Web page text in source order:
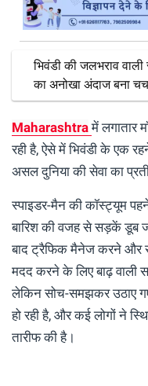
भिवंडी की जलभराव
का अनोखा अंदाज बना
Maharashtra में लगातार
रही है, ऐसे में भिवंडी के एक
असल दुनिया की सेवा का
स्पाइडर-मैन की कॉस्ट्यूम
बारिश की वजह से सड़कें
बाद ट्रैफिक मैनेज करने और
मदद करने के लिए बाढ़
लेकिन सोच-समझकर उठाए
हो रही है, और कई लोगों ने
तारीफ की है।